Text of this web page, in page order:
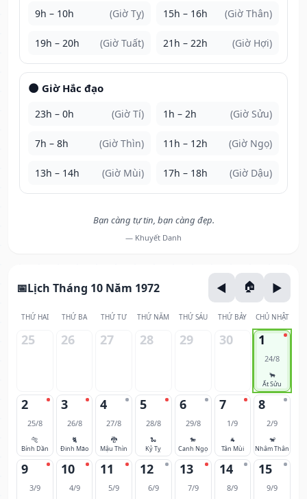
9h – 10h (Giờ Tỵ) 15h – 16h (Giờ Thân)
19h – 20h (Giờ Tuất) 21h – 22h (Giờ Hợi)
🌑 Giờ Hắc đạo
23h – 0h (Giờ Tí) 1h – 2h (Giờ Sửu)
7h – 8h (Giờ Thìn) 11h – 12h (Giờ Ngọ)
13h – 14h (Giờ Mùi) 17h – 18h (Giờ Dậu)
Bạn càng tự tin, bạn càng đẹp.
— Khuyết Danh
Lịch Tháng 10 Năm 1972
THỨ HAI THỨ BA THỨ TƯ THỨ NĂM THỨ SÁU THỨ BẢY CHỦ NHẬT
25 26 27 28 29 30 1
24/8
🐂
Ất Sửu
2
25/8
🐅
Bính Dần
3
26/8
🐈
Đinh Mão
4
27/8
🐉
Mậu Thìn
5
28/8
🐍
Kỷ Tỵ
6
29/8
🐎
Canh Ngọ
7
1/9
🐐
Tân Mùi
8
2/9
🐒
Nhâm Thân
9
3/9
10
4/9
11
5/9
12
6/9
13
7/9
14
8/9
15
9/9